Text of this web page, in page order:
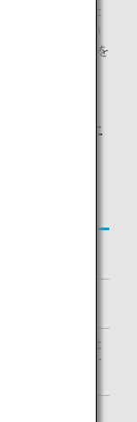
認をお願いいた
いただくことも
」を
の出席停止
ます。
なるまで、または
よる治療が終了す